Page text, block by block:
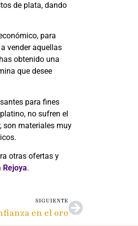
de plata, dando
para
vender aquellas
obtenido una
que desee
para fines
no sufren el
son materiales muy
otras ofertas y
Rejoya.
SIGUIENTE
en el oro